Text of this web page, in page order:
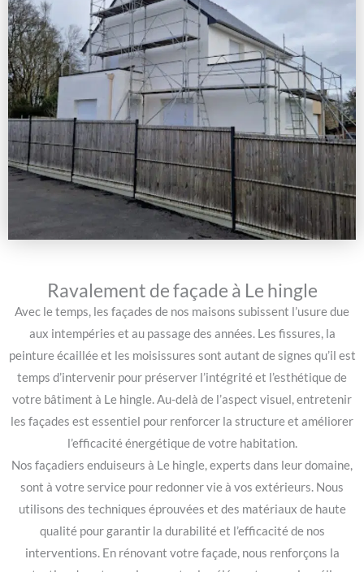
Ravalement de façade à Le hingle
Avec le temps, les façades de nos maisons subissent l’usure due
aux intempéries et au passage des années. Les fissures, la
peinture écaillée et les moisissures sont autant de signes qu’il est
temps d’intervenir pour préserver l’intégrité et l’esthétique de
votre bâtiment à Le hingle. Au-delà de l’aspect visuel, entretenir
les façades est essentiel pour renforcer la structure et améliorer
l’efficacité énergétique de votre habitation.
Nos façadiers enduiseurs à Le hingle, experts dans leur domaine,
sont à votre service pour redonner vie à vos extérieurs. Nous
utilisons des techniques éprouvées et des matériaux de haute
qualité pour garantir la durabilité et l’efficacité de nos
interventions. En rénovant votre façade, nous renforçons la